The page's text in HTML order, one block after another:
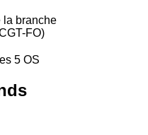
la branche
FO)
5 OS